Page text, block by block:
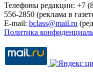
Телефоны редакции: +7
556-2850 (реклама в
E-mail: bclass@mail.ru
Политика